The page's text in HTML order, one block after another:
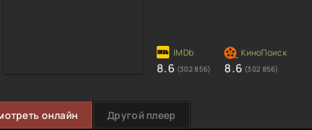
8.6 (302 856) 8.6 (302 856)
онлайн Другой плеер